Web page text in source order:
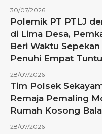
30/07/2026
Polemik PT PTLJ
di Lima Desa,
Beri Waktu
Penuhi Empat
28/07/2026
Tim Polsek
Remaja Pemaling
Rumah Kosong
28/07/2026